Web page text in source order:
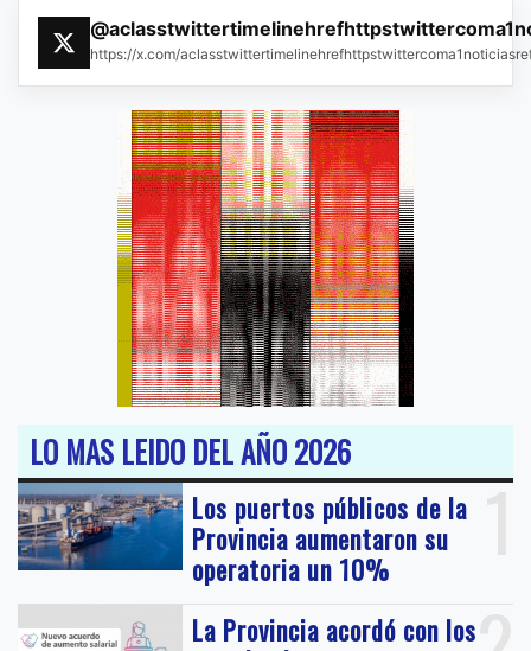
https://x.com/
LO MAS LEIDO DEL AÑO 2026
1
Los puertos públicos de la
Provincia aumentaron su
operatoria un 10%
La Provincia acordó con los